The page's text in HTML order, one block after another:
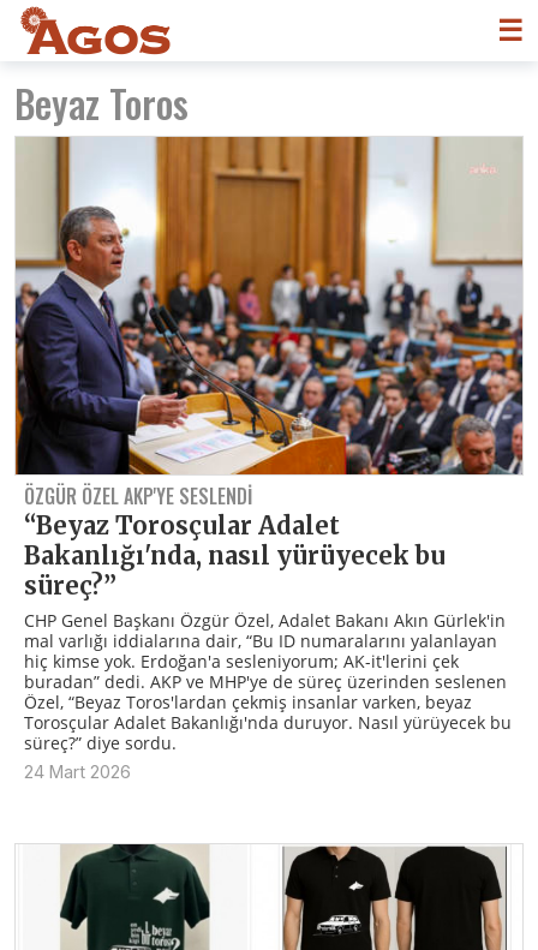
☰
Beyaz Toros
ÖZGÜR ÖZEL AKP'YE SESLENDI
“Beyaz Torosçular Adalet
Bakanlığı'nda, nasıl yürüyecek bu
süreç?”
CHP Genel Başkanı Özgür Özel, Adalet Bakanı Akın Gürlek'in
mal varlığı iddialarına dair, “Bu ID numaralarını yalanlayan
hiç kimse yok. Erdoğan'a sesleniyorum; AK-it'lerini çek
buradan” dedi. AKP ve MHP'ye de süreç üzerinden seslenen
Özel, “Beyaz Toros'lardan çekmiş insanlar varken, beyaz
Torosçular Adalet Bakanlığı'nda duruyor. Nasıl yürüyecek bu
süreç?” diye sordu.
24 Mart 2026